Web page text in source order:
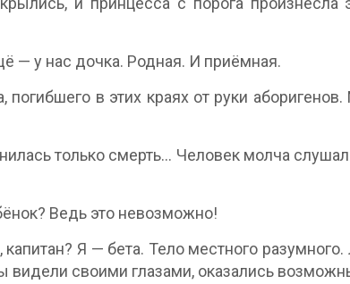
— у нас дочка. Родная. И приёмная.
в этих краях от руки
только смерть… Человек молча
Ведь это невозможно!
Я — бета. Тело местного
своими глазами, оказались